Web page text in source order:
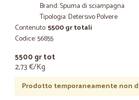
Brand: Spuma di sciampagna
Tipologia: Detersivo Polvere
Contenuto:5500 gr totali
Codice: 56855
5500 gr tot
2,73 €/Kg
Prodotto temporaneamente non